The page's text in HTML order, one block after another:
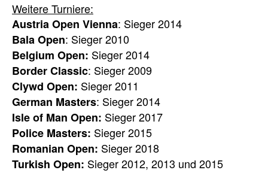
Weitere Turniere:
Austria Open Vienna: Sieger 2014
Bala Open: Sieger 2010
Belgium Open: Sieger 2014
Border Classic: Sieger 2009
Clywd Open: Sieger 2011
German Masters: Sieger 2014
Isle of Man Open: Sieger 2017
Police Masters: Sieger 2015
Romanian Open: Sieger 2018
Turkish Open: Sieger 2012, 2013 und 2015